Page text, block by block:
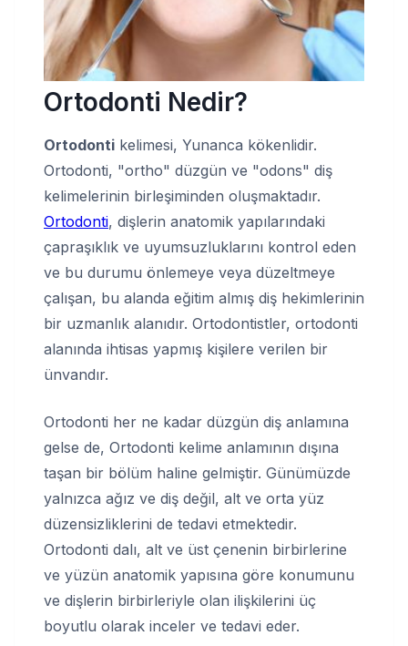
Ortodonti Nedir?
Ortodonti kelimesi, Yunanca kökenlidir.
Ortodonti, "ortho" düzgün ve "odons" diş
kelimelerinin birleşiminden oluşmaktadır.
Ortodonti, dişlerin anatomik yapılarındaki
çapraşıklık ve uyumsuzluklarını kontrol eden
ve bu durumu önlemeye veya düzeltmeye
çalışan, bu alanda eğitim almış diş hekimlerinin
bir uzmanlık alanıdır. Ortodontistler, ortodonti
alanında ihtisas yapmış kişilere verilen bir
ünvandır.
Ortodonti her ne kadar düzgün diş anlamına
gelse de, Ortodonti kelime anlamının dışına
taşan bir bölüm haline gelmiştir. Günümüzde
yalnızca ağız ve diş değil, alt ve orta yüz
düzensizliklerini de tedavi etmektedir.
Ortodonti dalı, alt ve üst çenenin birbirlerine
ve yüzün anatomik yapısına göre konumunu
ve dişlerin birbirleriyle olan ilişkilerini üç
boyutlu olarak inceler ve tedavi eder.